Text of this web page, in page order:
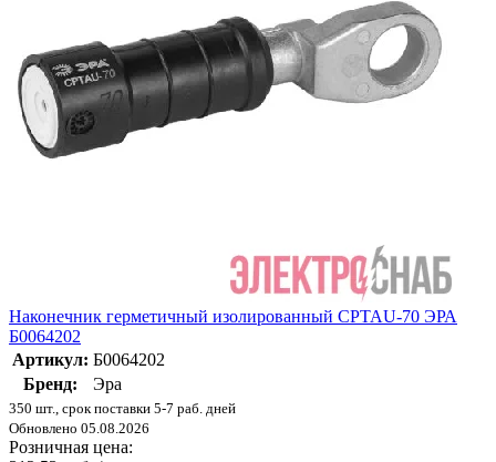
Наконечник герметичный изолированный CPTAU-70 ЭРА
Б0064202
Артикул: Б0064202
Бренд:
Эра
350 шт., срок поставки 5-7 раб. дней
Обновлено 05.08.2026
Розничная цена: